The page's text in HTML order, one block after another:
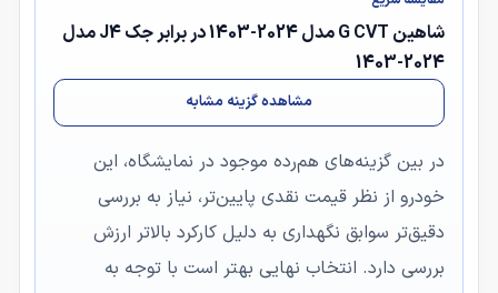
شاهین G CVT مدل 2024-1403 در برابر جک J4 مدل
2024-1403
مشاهده گزینه مشابه
در بین گزینه‌های هم‌رده موجود در نمایشگاه، این
خودرو از نظر قیمت نقدی پایین‌تر، نیاز به بررسی
دقیق‌تر سوابق نگهداری به دلیل کارکرد بالاتر ارزش
بررسی دارد. انتخاب نهایی بهتر است با توجه به